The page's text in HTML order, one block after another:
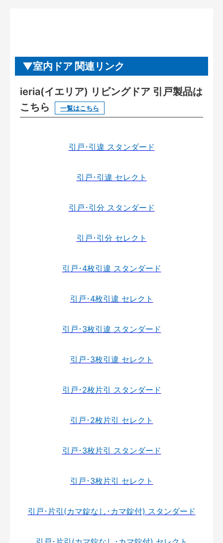
室内ドア 関連リンク
ieria(イエリア) リビングドア 引戸製品は
こちら
一覧はこちら
引戸･引違 スタンダード
引戸･引違 セレクト
引戸･引分 スタンダード
引戸･引分 セレクト
引戸･4枚引違 スタンダード
引戸･4枚引違 セレクト
引戸･3枚引違 スタンダード
引戸･3枚引違 セレクト
引戸･2枚片引 スタンダード
引戸･2枚片引 セレクト
引戸･3枚片引 スタンダード
引戸･3枚片引 セレクト
引戸･片引(カマ錠なし･カマ錠付) スタンダード